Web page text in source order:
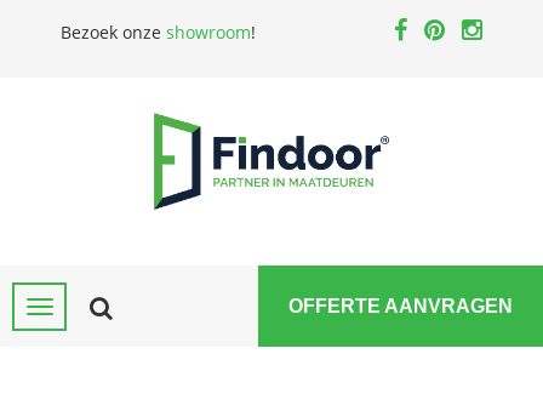
Bezoek onze showroom!
OFFERTE AANVRAGEN